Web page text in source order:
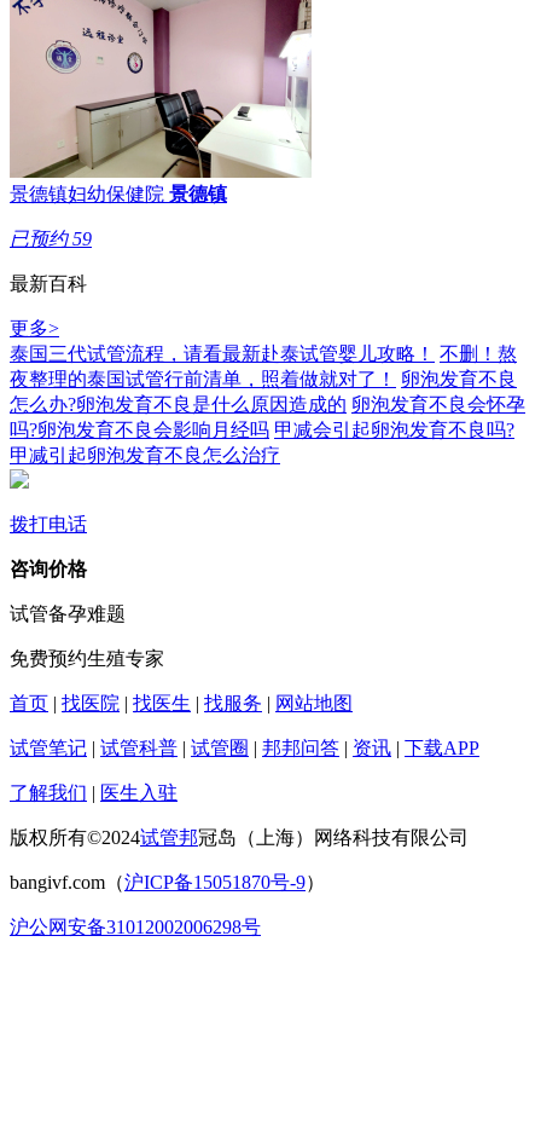
景德镇妇幼保健院 景德镇
已预约 59
最新百科
更多>
泰国三代试管流程，请看最新赴泰试管婴儿攻略！
不删！熬
夜整理的泰国试管行前清单，照着做就对了！
卵泡发育不良
怎么办?卵泡发育不良是什么原因造成的 卵泡发育不良会怀孕
吗?卵泡发育不良会影响月经吗 甲减会引起卵泡发育不良吗?
甲减引起卵泡发育不良怎么治疗
拨打电话
咨询价格
试管备孕难题
免费预约生殖专家
首页 | 找医院 | 找医生 | 找服务 | 网站地图
试管笔记 | 试管科普 | 试管圈 | 邦邦问答 | 资讯 | 下载APP
了解我们 | 医生入驻
版权所有©2024试管邦冠岛（上海）网络科技有限公司
bangivf.com（沪ICP备15051870号-9）
沪公网安备31012002006298号